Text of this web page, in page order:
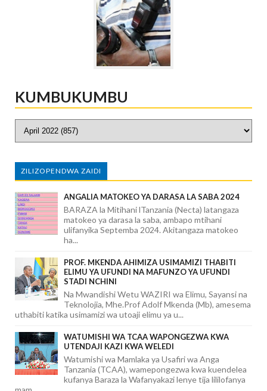
KUMBUKUMBU
ZILIZOPENDWA ZAIDI
ANGALIA MATOKEO YA DARASA LA SABA 2024
BARAZA la Mitihani lTanzania (Necta) latangaza
matokeo ya darasa la saba, ambapo mtihani
ulifanyika Septemba 2024. Akitangaza matokeo
ha...
PROF. MKENDA AHIMIZA USIMAMIZI THABITI
ELIMU YA UFUNDI NA MAFUNZO YA UFUNDI
STADI NCHINI
Na Mwandishi Wetu WAZIRI wa Elimu, Sayansi na
Teknolojia, Mhe.Prof Adolf Mkenda (Mb), amesema
uthabiti katika usimamizi wa utoaji elimu ya u...
WATUMISHI WA TCAA WAPONGEZWA KWA
UTENDAJI KAZI KWA WELEDI
Watumishi wa Mamlaka ya Usafiri wa Anga
Tanzania (TCAA), wamepongezwa kwa kuendelea
kufanya Baraza la Wafanyakazi lenye tija lililofanya